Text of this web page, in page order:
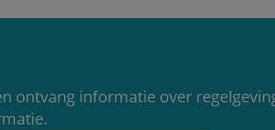
ontvang informatie over